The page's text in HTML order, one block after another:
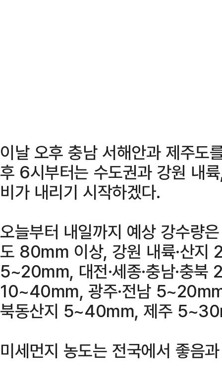
이날 오후 충남 서해안과 제주도
후 6시부터는 수도권과 강원 내
비가 내리기 시작하겠다.
오늘부터 내일까지 예상 강수
도 80mm 이상, 강원 내륙·산
5~20mm, 대전·세종·충남·충
10~40mm, 광주·전남
북동산지 5~40mm, 제주
미세먼지 농도는 전국에서 좋음